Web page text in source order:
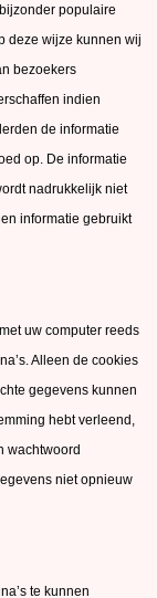
populaire
deze wijze kunnen wij
bezoekers
indien
de informatie
op. De informatie
nadrukkelijk niet
informatie gebruikt
uw computer reeds
Alleen de cookies
gegevens kunnen
hebt verleend,
wachtwoord
niet opnieuw
te kunnen